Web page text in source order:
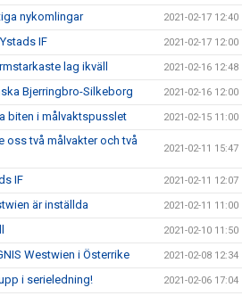
nykomlingar 2021-02-17 12:40
IF 2021-02-17 12:00
lag ikväll 2021-02-16 12:48
Bjerringbro-Silkeborg 2021-02-16 12:00
biten i målvaktspusslet 2021-02-15 11:00
oss två målvakter och två
2021-02-11 15:47
IF 2021-02-11 12:07
är inställda 2021-02-11 11:00
2021-02-10 11:50
Westwien i Österrike 2021-02-08 12:34
i serieledning! 2021-02-06 17:04